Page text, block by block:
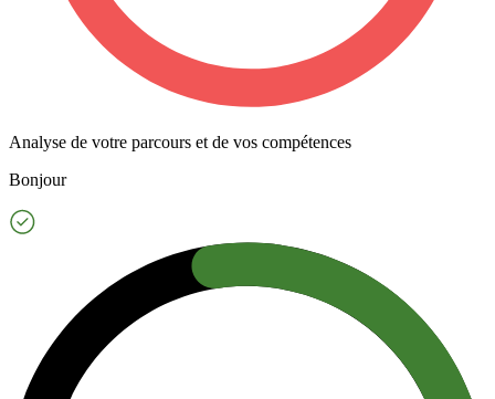
Analyse de votre parcours et de vos compétences
Bonjour